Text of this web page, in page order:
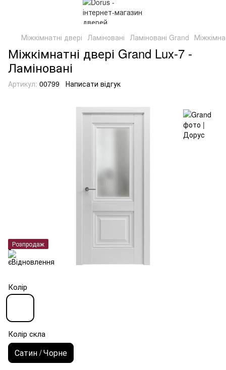
Міжкімнатні двері Ламіновані Ламіновані Grand
Міжкімнатні двері Grand Lux-7 -
Ламіновані
Артикул: 00799 Написати відгук
Розпродаж
Колір
Колір скла
Сатин / Чорне